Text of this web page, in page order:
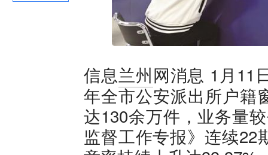
信息兰州网消息 1月11
年全市公安派出所户籍
达130余万件，业务量
监督工作专报》连续22